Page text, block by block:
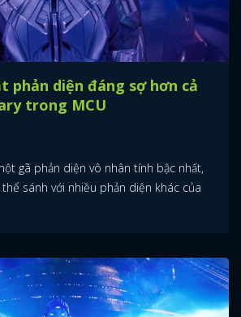
phản diện đáng sợ hơn cả
trong MCU
gã phản diện vô nhân tính bậc nhất,
sánh với nhiều phản diện khác của